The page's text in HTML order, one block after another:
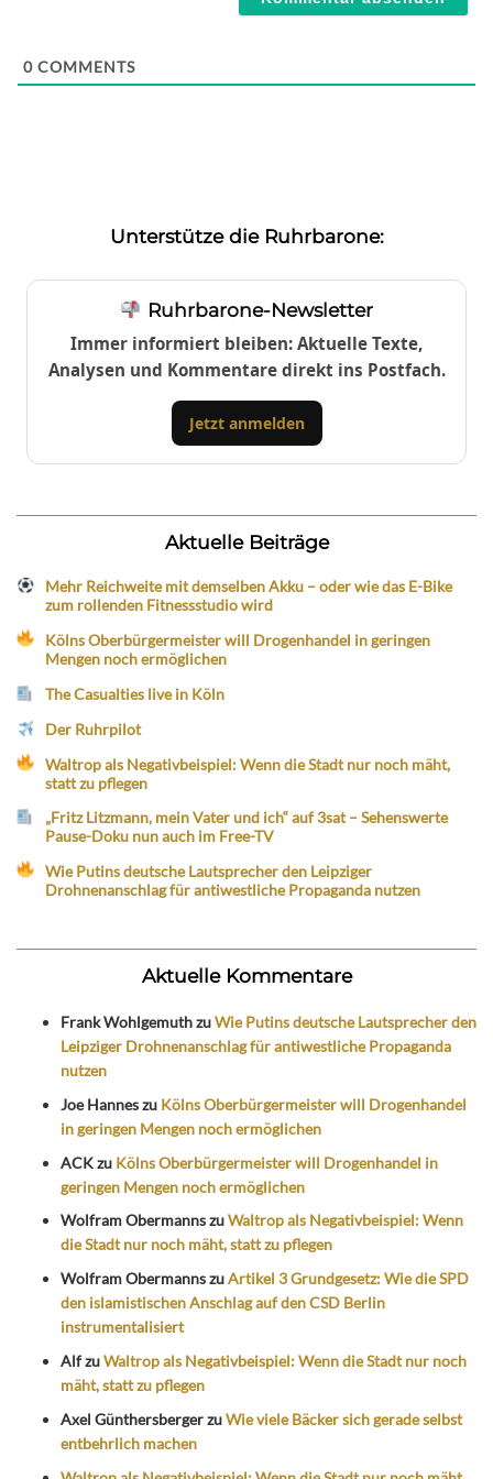
0 COMMENTS
Unterstütze die Ruhrbarone:
Ruhrbarone-Newsletter
Immer informiert bleiben: Aktuelle Texte,
Analysen und Kommentare direkt ins Postfach.
Jetzt anmelden
Aktuelle Beiträge
Mehr Reichweite mit demselben Akku – oder wie das E-Bike
zum rollenden Fitnessstudio wird
Kölns Oberbürgermeister will Drogenhandel in geringen
Mengen noch ermöglichen
The Casualties live in Köln
Der Ruhrpilot
Waltrop als Negativbeispiel: Wenn die Stadt nur noch mäht,
statt zu pflegen
„Fritz Litzmann, mein Vater und ich“ auf 3sat – Sehenswerte
Pause-Doku nun auch im Free-TV
Wie Putins deutsche Lautsprecher den Leipziger
Drohnenanschlag für antiwestliche Propaganda nutzen
Aktuelle Kommentare
Frank WohlgemuthzuWie Putins deutsche Lautsprecher den
Leipziger Drohnenanschlag für antiwestliche Propaganda
nutzen
Joe Hanneszu Kölns Oberbürgermeister will Drogenhandel
in geringen Mengen noch ermöglichen
ACKzu Kölns Oberbürgermeister will Drogenhandel in
geringen Mengen noch ermöglichen
Wolfram ObermannszuWaltrop als Negativbeispiel: Wenn
die Stadt nur noch mäht, statt zu pflegen
Wolfram ObermannszuArtikel 3 Grundgesetz: Wie die SPD
den islamistischen Anschlag auf den CSD Berlin
instrumentalisiert
AlfzuWaltrop als Negativbeispiel: Wenn die Stadt nur noch
mäht, statt zu pflegen
Axel GünthersbergerzuWie viele Bäcker sich gerade selbst
entbehrlich machen